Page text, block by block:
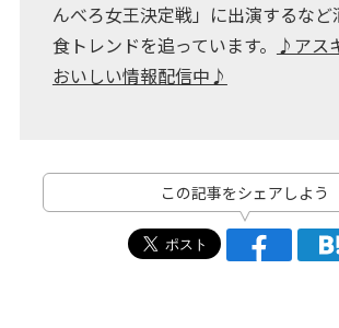
んべろ女王決定戦」に出演するなど
食トレンドを追っています。 ♪アス
おいしい情報配信中♪
この記事をシェアしよう